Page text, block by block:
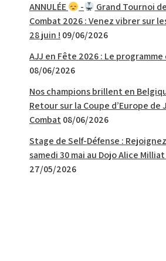
ANNULÉE
-
Grand Tournoi
Combat 2026 : Venez vibrer sur
28 juin ! 09/06/2026
AJJ en Fête 2026 : Le
08/06/2026
Nos champions brillent en
Retour sur la Coupe d’Europe de
Combat 08/06/2026
Stage de Self-Défense :
samedi 30 mai au Dojo Alice Milliat
27/05/2026